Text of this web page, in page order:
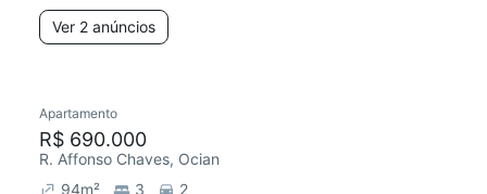
Ver 2 anúncios
Apartamento
R$ 690.000
R. Affonso Chaves, Ocian
94m² 3 2